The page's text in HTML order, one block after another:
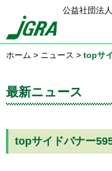
公益社団法
ホーム > ニュース > topサ
最新ニュース
topサイドバナー